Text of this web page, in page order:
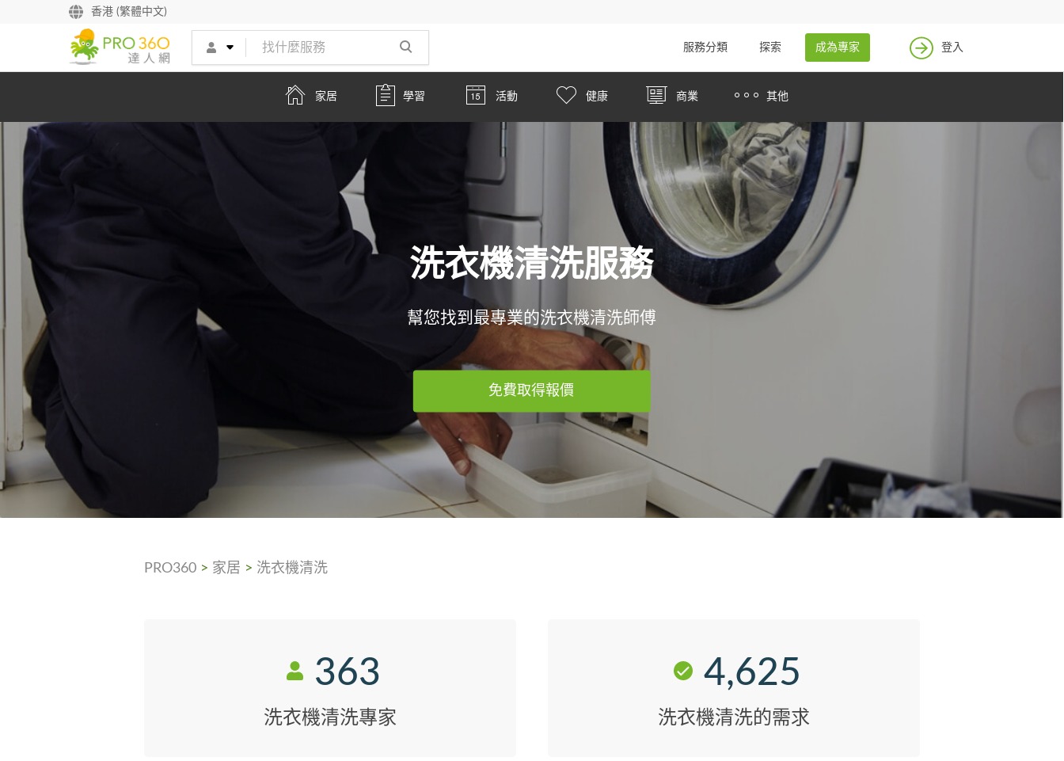
香港 (繁體中文)
服務分類 探索 成為專家 登入
找專家 買服務
登入
家居 學習 活動 健康 商業 其他
洗衣機清洗服務
幫您找到最專業的洗衣機清洗師傅
免費取得報價
PRO360> 家居 > 洗衣機清洗
363
洗衣機清洗專家
4,625
洗衣機清洗的需求